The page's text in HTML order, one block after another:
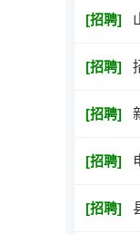
[招聘]
[招聘]
[招聘]
[招聘]
[招聘]